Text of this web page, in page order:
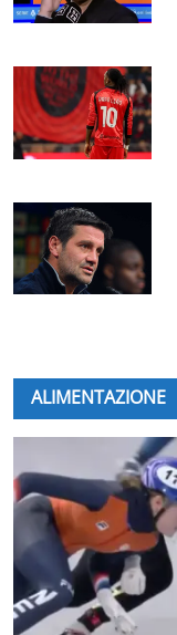
ALIMENTAZIONE